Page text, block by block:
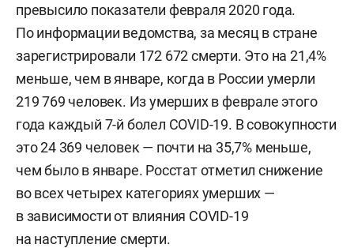
превысило показатели февраля 2020 года.
По информации ведомства, за месяц в стране
зарегистрировали 172 672 смерти. Это на 21,4%
меньше, чем в январе, когда в России умерли
219 769 человек. Из умерших в феврале этого
года каждый 7-й болел COVID-19. В совокупности
это 24 369 человек — почти на 35,7% меньше,
чем было в январе. Росстат отметил снижение
во всех четырех категориях умерших —
в зависимости от влияния COVID-19
на наступление смерти.